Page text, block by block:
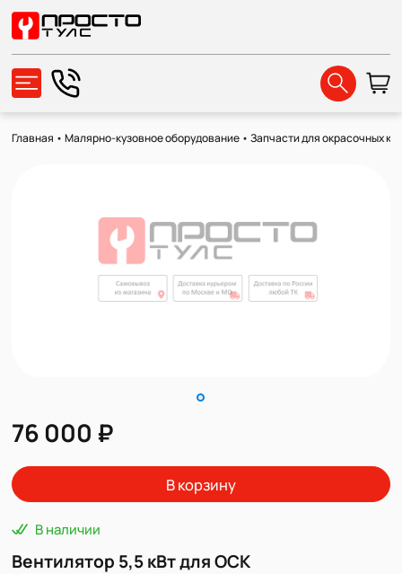
Главная •Малярно-кузовное оборудование •Запчасти для окрасочных
76 000 ₽
В корзину
В наличии
Вентилятор 5,5 кВт для ОСК